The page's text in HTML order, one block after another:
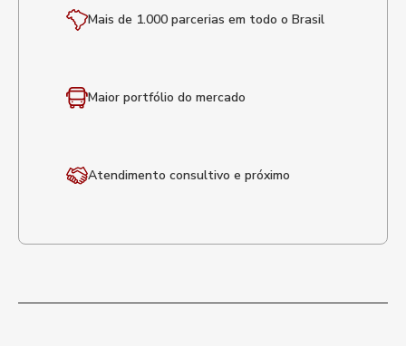
Mais de 1.000 parcerias em todo o Brasil
Maior portfólio do mercado
Atendimento consultivo e próximo